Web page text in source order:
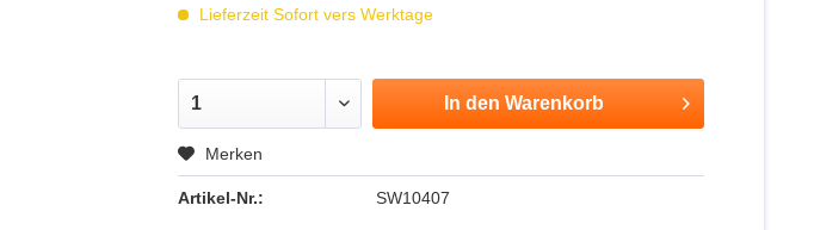
Lieferzeit Sofort vers Werktage
In den Warenkorb
Merken
Artikel-Nr.: SW10407